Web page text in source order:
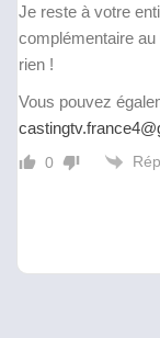
Je reste à votre
complémentaire au
rien !
Vous pouvez
0